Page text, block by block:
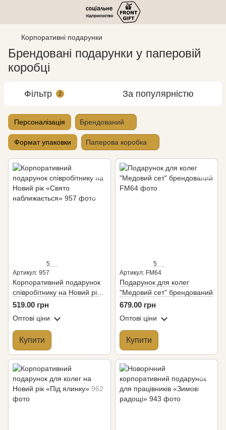
Корпоративні подарунки
Брендовані подарунки у паперовій
коробці
Фільтр 2 За популярністю
Персоналізація Брендований
Формат упаковки Паперова коробка
5
Артикул: 957
Корпоративний подарунок
співробітнику на Новий рік
«Свято наближається»
519.00 грн
Оптові ціни
Купити
5
Артикул: FM64
Подарунок для колег
"Медовий сет" брендований
679.00 грн
Оптові ціни
Купити